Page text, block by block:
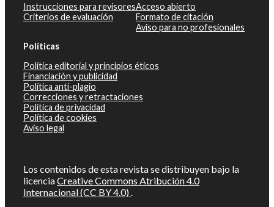
Instrucciones para revisores
Criterios de evaluación
Acceso abierto
Formato de citación
Aviso para no profesionales
Políticas
Política editorial y principios éticos
Financiación y publicidad
Política anti-plagio
Correcciones y retractaciones
Política de privacidad
Política de cookies
Aviso legal
Los contenidos de esta revista se distribuyen bajo la
licenciaCreative Commons Atribución 4.0
Internacional (CC BY 4.0) .